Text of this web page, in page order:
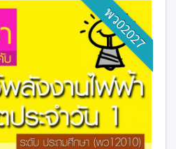
พว02027